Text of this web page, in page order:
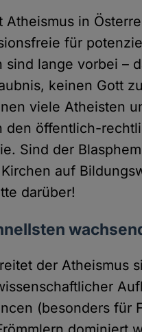
Atheismus in
für
sind lange vorbei –
keinen Gott
viele Atheisten
den öffentlich-
Sind der
auf
darüber!
der Atheismus
(besonders für